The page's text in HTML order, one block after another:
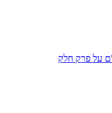
על פרק חלק